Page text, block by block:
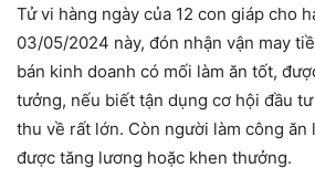
Tử vi hàng ngày của 12 con giáp cho
03/05/2024 này, đón nhận vận may
bán kinh doanh có mối làm ăn tốt,
tưởng, nếu biết tận dụng cơ hội đầu
thu về rất lớn. Còn người làm công ăn
được tăng lương hoặc khen thưởng.